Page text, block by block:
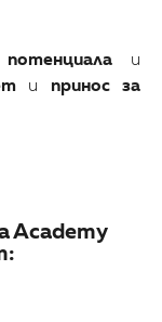
и
и принос за
Academy